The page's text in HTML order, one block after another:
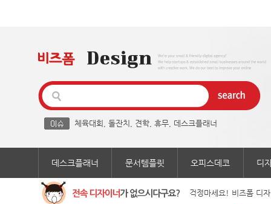
체육대회 돌잔치 견학, 휴무, 데스크플래너
데스크플래너 문서템플릿 오피스데코 디
걱정마세요! 비즈폼 디